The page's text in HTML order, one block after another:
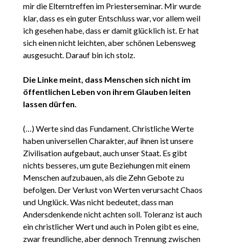
mir die Elterntreffen im Priesterseminar. Mir wurde
klar, dass es ein guter Entschluss war, vor allem weil
ich gesehen habe, dass er damit glücklich ist. Er hat
sich einen nicht leichten, aber schönen Lebensweg
ausgesucht. Darauf bin ich stolz.
Die Linke meint, dass Menschen sich nicht im
öffentlichen Leben von ihrem Glauben leiten
lassen dürfen.
(…) Werte sind das Fundament. Christliche Werte
haben universellen Charakter, auf ihnen ist unsere
Zivilisation aufgebaut, auch unser Staat. Es gibt
nichts besseres, um gute Beziehungen mit einem
Menschen aufzubauen, als die Zehn Gebote zu
befolgen. Der Verlust von Werten verursacht Chaos
und Unglück. Was nicht bedeutet, dass man
Andersdenkende nicht achten soll. Toleranz ist auch
ein christlicher Wert und auch in Polen gibt es eine,
zwar freundliche, aber dennoch Trennung zwischen